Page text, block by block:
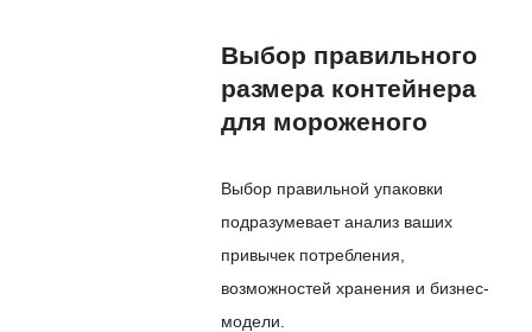
Выбор правильного
размера контейнера
для мороженого
Выбор правильной упаковки
подразумевает анализ ваших
привычек потребления,
возможностей хранения и бизнес-
модели.